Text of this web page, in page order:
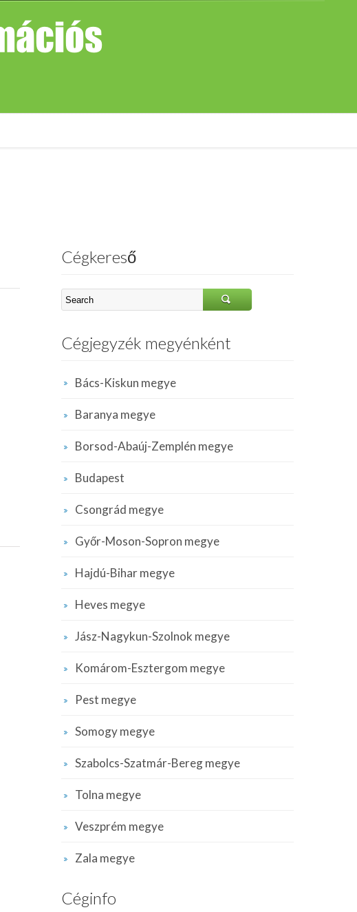
Cégkereső
Cégjegyzék megyénként
Bács-Kiskun megye
Baranya megye
Borsod-Abaúj-Zemplén megye
Budapest
Csongrád megye
Győr-Moson-Sopron megye
Hajdú-Bihar megye
Heves megye
Jász-Nagykun-Szolnok megye
Komárom-Esztergom megye
Pest megye
Somogy megye
Szabolcs-Szatmár-Bereg megye
Tolna megye
Veszprém megye
Zala megye
Céginfo